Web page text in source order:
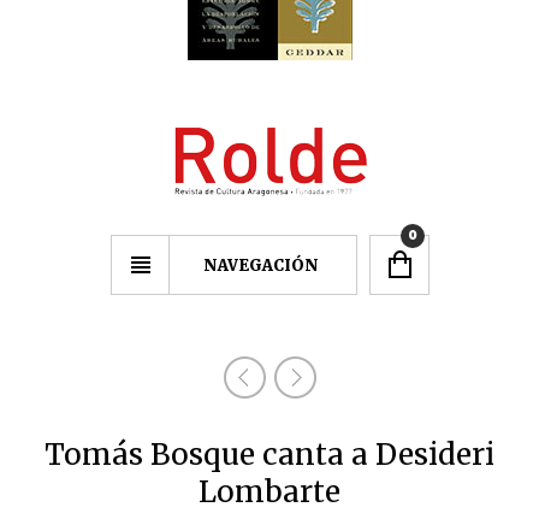
NAVEGACIÓN
0
Tomás Bosque canta a Desideri
Lombarte